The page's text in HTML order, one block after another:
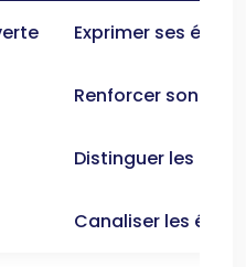
Exprimer ses
Renforcer son
Distinguer les
Canaliser les